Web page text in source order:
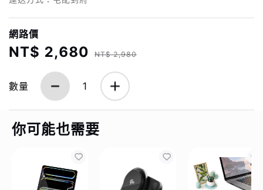
網路價
NT$ 2,680 NT$ 2,980
數量 1
你可能也需要